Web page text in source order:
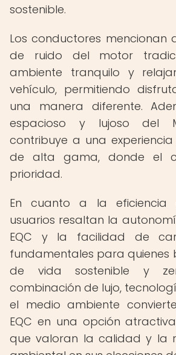
sostenible.
Los conductores mencionan
de ruido del motor
ambiente tranquilo y
vehículo, permitiendo
una manera diferente.
espacioso y lujoso del
contribuye a una
de alta gama, donde el
prioridad.
En cuanto a la eficiencia
usuarios resaltan la
EQC y la facilidad de
fundamentales para quienes
de vida sostenible y
combinación de lujo,
el medio ambiente
EQC en una opción
que valoran la calidad y la